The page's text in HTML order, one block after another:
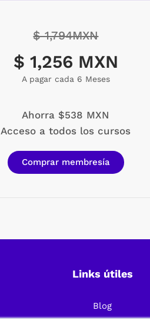
$ 1,794MXN
$ 1,256 MXN
A pagar cada 6 Meses
Ahorra $538 MXN
Acceso a todos los cursos
Comprar membresía
Links útiles
Blog
Preguntas Frecuentes